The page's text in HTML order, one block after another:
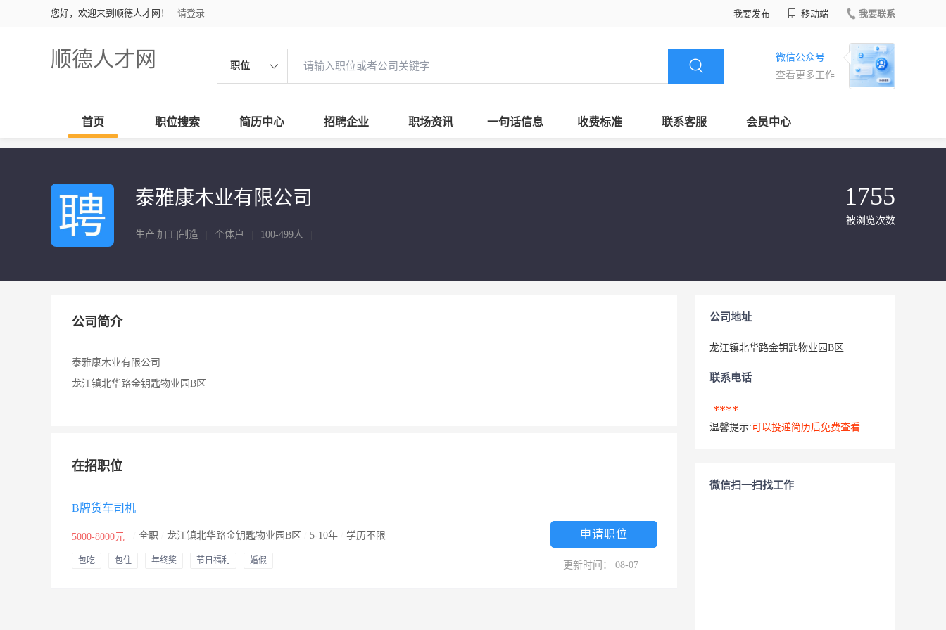
您好，欢迎来到顺德人才网！ 请登录 我要发布 移动端 我要联系
顺德人才网 职位
微信公众号
查看更多工作
首页 职位搜索 简历中心 招聘企业 职场资讯 一句话信息 收费标准 联系客服 会员中心
泰雅康木业有限公司
生产|加工|制造 个体户 100-499人
1755
被浏览次数
公司简介
泰雅康木业有限公司
龙江镇北华路金钥匙物业园B区
在招职位
B牌货车司机
5000-8000元 全职 龙江镇北华路金钥匙物业园B区 5-10年 学历不限
包吃 包住 年终奖 节日福利 婚假
申请职位
更新时间： 08-07
公司地址
龙江镇北华路金钥匙物业园B区
联系电话
****
温馨提示: 可以投递简历后免费查看
微信扫一扫找工作